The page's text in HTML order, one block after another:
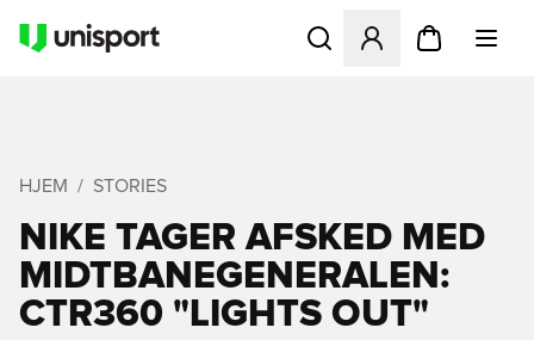
Åbner en Modal til at
HJEM STORIES
NIKE TAGER AFSKED MED
MIDTBANEGENERALEN:
CTR360 "LIGHTS OUT"